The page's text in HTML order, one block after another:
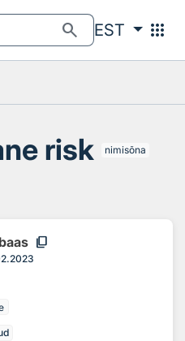
search EST apps
risk nimisõna
content_copy